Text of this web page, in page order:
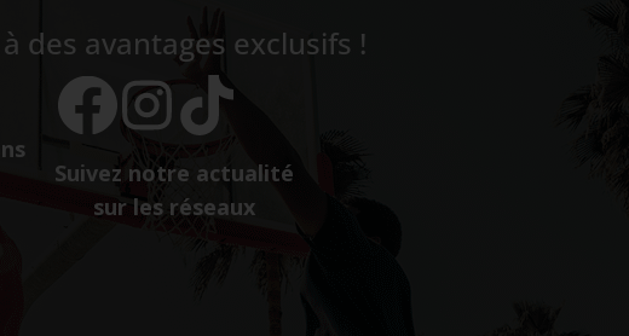
des avantages exclusifs !
Suivez notre actualité
sur les réseaux